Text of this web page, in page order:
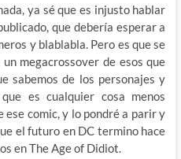
ya sé que es injusto hablar
que debería esperar a
y blablabla. Pero es que se
megacrossover de esos que
sabemos de los personajes y
es cualquier cosa menos
comic, y lo pondré a parir y
el futuro en DC termino hace
en The Age of Didiot.